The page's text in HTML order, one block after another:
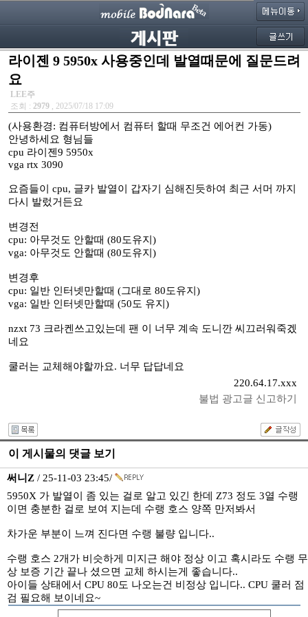
라이젠 9 5950x 사용중인데 발열때문에 질문드려
요
LEE주
조회 : 2979 , 2025/07/18 17:09
(사용환경: 컴퓨터방에서 컴퓨터 할때 무조건 에어컨 가동)
안녕하세요 형님들
cpu 라이젠9 5950x
vga rtx 3090
요즘들이 cpu, 글카 발열이 갑자기 심해진듯하여 최근 서머 까지
다시 발렀거든요
변경전
cpu: 아무것도 안할때 (80도유지)
vga: 아무것도 안할때 (80도유지)
변경후
cpu: 일반 인터넷만할때 (그대로 80도유지)
vga: 일반 인터넷만할때 (50도 유지)
nzxt 73 크라켄쓰고있는데 팬 이 너무 계속 도니깐 씨끄러워죽겠
네요
쿨러는 교체해야할까요. 너무 답답네요
220.64.17.xxx
불법 광고글 신고하기
이 게시물의 댓글 보기
써니Z / 25-11-03 23:45/
5950X 가 발열이 좀 있는 걸로 알고 있긴 한데 Z73 정도 3열 수랭
이면 충분한 걸로 보여 지는데 수랭 호스 양쪽 만저봐서
차가운 부분이 느껴 진다면 수랭 불량 입니다..
수랭 호스 2개가 비슷하게 미지근 해야 정상 이고 혹시라도 수랭 무
상 보증 기간 끝나 셨으면 교체 하시는게 좋습니다..
아이들 상태에서 CPU 80도 나오는건 비정상 입니다.. CPU 쿨러 점
검 필요해 보이네요~